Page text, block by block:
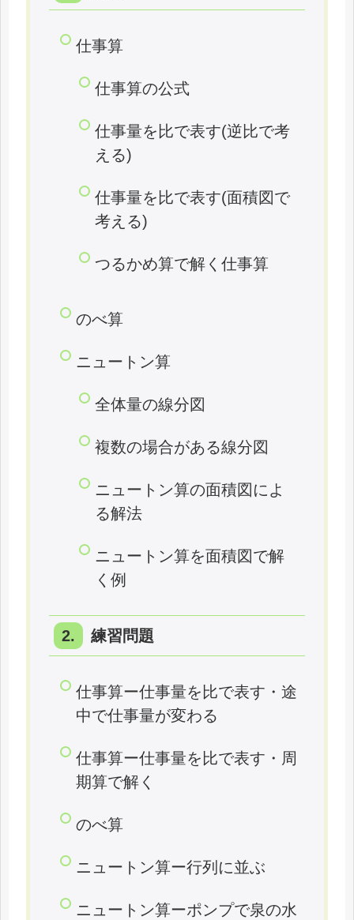
仕事算
仕事算の公式
仕事量を比で表す(逆比で考
える)
仕事量を比で表す(面積図で
考える)
つるかめ算で解く仕事算
のべ算
ニュートン算
全体量の線分図
複数の場合がある線分図
ニュートン算の面積図によ
る解法
ニュートン算を面積図で解
く例
練習問題
仕事算ー仕事量を比で表す・途
中で仕事量が変わる
仕事算ー仕事量を比で表す・周
期算で解く
のべ算
ニュートン算ー行列に並ぶ
ニュートン算ーポンプで泉の水